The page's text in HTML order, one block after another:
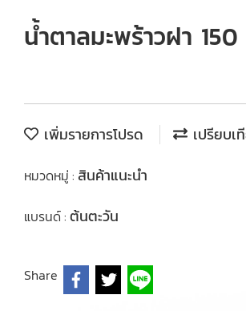
น้ำตาลมะพร้าวฝา
เพิ่มรายการโปรด เปรียบเ
หมวดหมู่ : สินค้าแนะนำ
แบรนด์ : ต้นตะวัน
Share